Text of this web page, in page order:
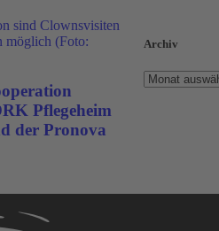
Pflegeheim
der Pronova
Archiv